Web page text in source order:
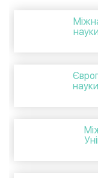
науки